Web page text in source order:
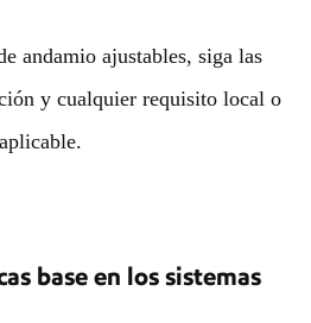
andamio ajustables, siga las
y cualquier requisito local o
base en los sistemas